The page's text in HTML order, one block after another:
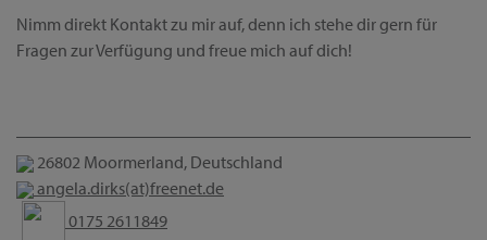
Nimm direkt Kontakt zu mir auf, denn ich stehe dir gern für
Fragen zur Verfügung und freue mich auf dich!
26802 Moormerland, Deutschland
angela.dirks(at)freenet.de
0175 2611849